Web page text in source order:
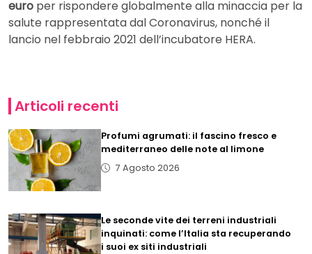
euro per rispondere globalmente alla minaccia per la
salute rappresentata dal Coronavirus, nonché il
lancio nel febbraio 2021 dell’incubatore HERA.
Articoli recenti
Profumi agrumati: il fascino fresco e
mediterraneo delle note al limone
7 Agosto 2026
Le seconde vite dei terreni industriali
inquinati: come l’Italia sta recuperando
i suoi ex siti industriali